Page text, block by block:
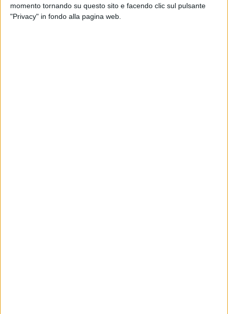
momento tornando su questo sito e facendo clic sul pulsante
"Privacy" in fondo alla pagina web.
protetto da una ringhiera in ferro.
L'autista se l'è cavata con alcune ferite di cui al momento